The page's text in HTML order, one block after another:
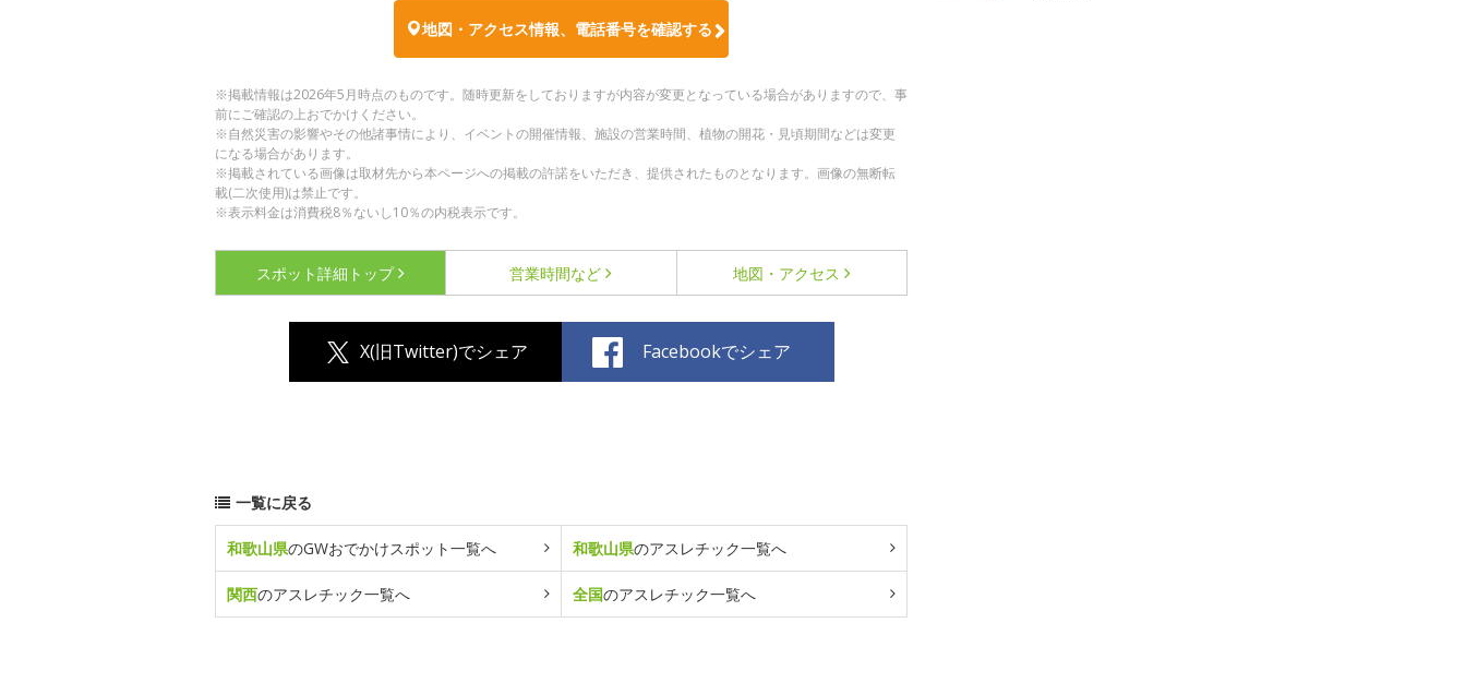
地図・アクセス情報、電話番号を確認する
※掲載情報は2026年5月時点のものです。随時更新をしておりますが内容が変更となっている場合がありますので、事
前にご確認の上おでかけください。
※自然災害の影響やその他諸事情により、イベントの開催情報、施設の営業時間、植物の開花・見頃期間などは変更
になる場合があります。
※掲載されている画像は取材先から本ページへの掲載の許諾をいただき、提供されたものとなります。画像の無断転
載(二次使用)は禁止です。
※表示料金は消費税8％ないし10％の内税表示です。
スポット詳細 トップ 営業時間など 地図・アクセス
X(旧Twitter)でシェア Facebookでシェア
一覧に戻る
和歌山県のGWおでかけスポット一覧へ 和歌山県のアスレチック一覧へ
関西のアスレチック一覧へ 全国のアスレチック一覧へ